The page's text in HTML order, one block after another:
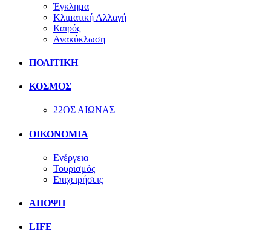
Έγκλημα
Κλιματική Αλλαγή
Καιρός
Ανακύκλωση
ΠΟΛΙΤΙΚΗ
ΚΟΣΜΟΣ
22ΟΣ ΑΙΩΝΑΣ
ΟΙΚΟΝΟΜΙΑ
Ενέργεια
Τουρισμός
Επιχειρήσεις
ΑΠΟΨΗ
LIFE